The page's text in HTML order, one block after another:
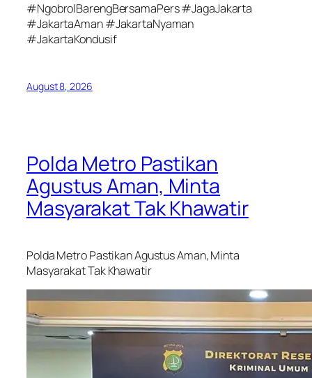
#NgobrolBarengBersamaPers #JagaJakarta
#JakartaAman #JakartaNyaman
#JakartaKondusif
August 8, 2026
Polda Metro Pastikan
Agustus Aman, Minta
Masyarakat Tak Khawatir
Polda Metro Pastikan Agustus Aman, Minta
Masyarakat Tak Khawatir